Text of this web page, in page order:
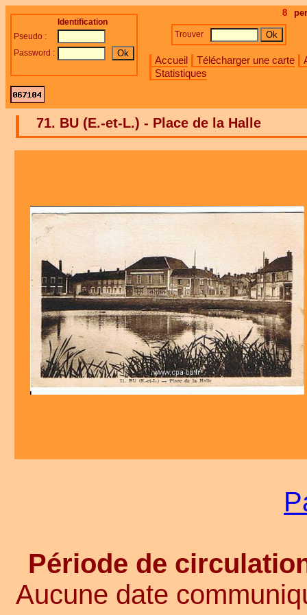
8
Accueil Télécharger une carte
Statistiques
Identification
Pseudo :
Password :
Trouver
71. BU (E.-et-L.) - Place de la Halle
Période de
Aucune date